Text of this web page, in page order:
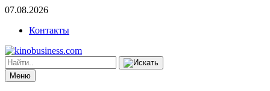
07.08.2026
Контакты
Меню